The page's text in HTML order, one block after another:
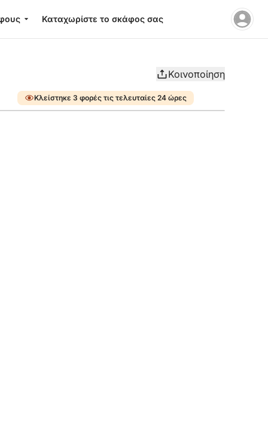
Καταχωρίστε το σκάφος σας
Κοινοποίηση
Κλείστηκε 3 φορές τις τελευταίες 24 ώρες